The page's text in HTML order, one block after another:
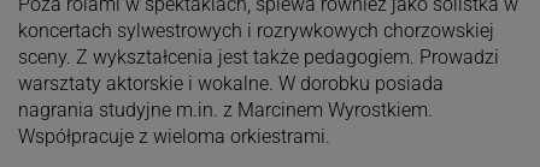
koncertach sylwestrowych i rozrywkowych chorzowskiej
sceny. Z wykształcenia jest także pedagogiem. Prowadzi
warsztaty aktorskie i wokalne. W dorobku posiada
nagrania studyjne m.in. z Marcinem Wyrostkiem.
Współpracuje z wieloma orkiestrami.